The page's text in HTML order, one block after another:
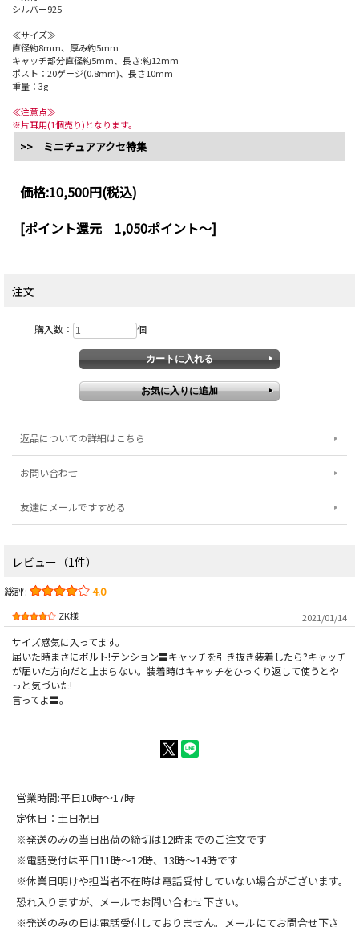
シルバー925
≪サイズ≫
直径約8mm、厚み約5mm
キャッチ部分直径約5mm、長さ:約12mm
ポスト：20ゲージ(0.8mm)、長さ10mm
重量：3g
≪注意点≫
※片耳用(1個売り)となります。
>> ミニチュアアクセ特集
価格:10,500円(税込)
[ポイント還元 1,050ポイント～]
注文
購入数： 個
返品についての詳細はこちら
お問い合わせ
友達にメールですすめる
レビュー（1件）
総評: 4.0
ZK様 2021/01/14
サイズ感気に入ってます。
届いた時まさにポルト!テンション〓キャッチを引き抜き装着したら?キャッチ
が届いた方向だと止まらない。装着時はキャッチをひっくり返して使うとや
っと気づいた!
言ってよ〓。
営業時間:平日10時～17時
定休日：土日祝日
※発送のみの当日出荷の締切は12時までのご注文です
※電話受付は平日11時～12時、13時～14時です
※休業日明けや担当者不在時は電話受付していない場合がございます。
恐れ入りますが、メールでお問い合わせ下さい。
※発送のみの日は電話受付しておりません。メールにてお問合せ下さ